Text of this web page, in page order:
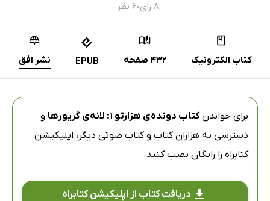
۸ رای ● ۶ نظر
کتاب الکترونیک 432 صفحه EPUB نشر افق
برای خواندنکتاب دونده‌ی هزارتو 1: لانه‌ی گریورها
و
دسترسی به هزاران کتاب و کتاب صوتی دیگر، اپلیکیشن
کتابراه را رایگان نصب کنید.
دریافت کتاب از اپلیکیشن کتابراه